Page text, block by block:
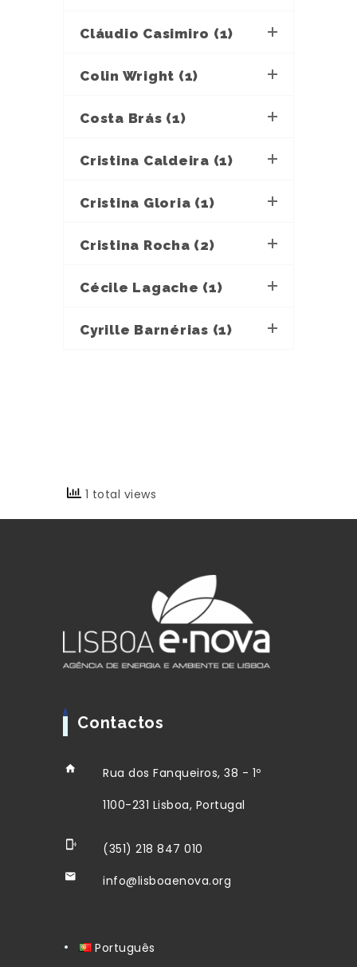
Cláudio Casimiro (1)
Colin Wright (1)
Costa Brás (1)
Cristina Caldeira (1)
Cristina Gloria (1)
Cristina Rocha (2)
Cécile Lagache (1)
Cyrille Barnérias (1)
1 total views
Contactos
Rua dos Fanqueiros, 38 - 1º
1100-231 Lisboa, Portugal
(351) 218 847 010
info@lisboaenova.org
Português